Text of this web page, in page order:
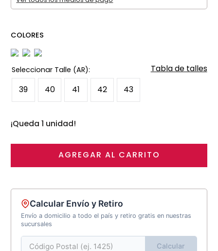
COLORES
39 40 41 42 43
Tabla de talles
¡Queda 1 unidad!
AGREGAR AL CARRITO
Calcular Envío y Retiro
Envío a domicilio a todo el país y retiro gratis en nuestras
sucursales
Calcular